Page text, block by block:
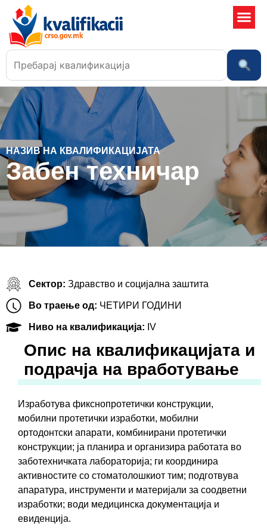
НАЗИВ НА КВАЛИФИКАЦИЈАТА
Забен техничар
Сектор: Здравство и социјална заштита
Во траење од: ЧЕТИРИ ГОДИНИ
Ниво на квалификација: IV
Oпис на квалификацијата и
подрачја на вработување
Изработува фикснопротетички конструкции,
мобилни протетички изработки, мобилни
ортодонтски апарати, комбинирани протетички
конструкции; ја планира и организира работата во
заботехничката лабораторија; ги координира
активностите со стоматолошкиот тим; подготвува
апаратура, инструменти и материјали за соодветни
изработки; води медицинска документација и
евиденција.